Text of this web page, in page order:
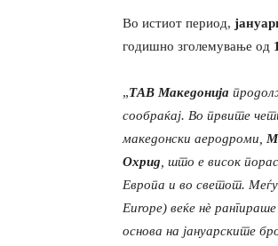
Во истиот период,
годишно зголемување од
„ТАВ Македонија
сообраќај. Во првите
македонски аеродроми
Охрид што е висок
Европа и во светот.
Europe) веќе нè
основа на јануарските